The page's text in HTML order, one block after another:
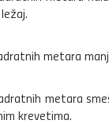
metara
metara
krevetima.